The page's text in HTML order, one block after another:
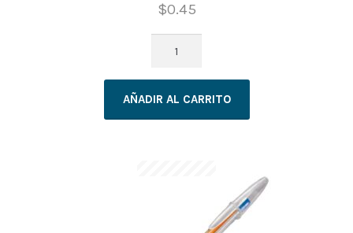
$0.45
FINO
-
NEGRO
AÑADIR AL CARRITO